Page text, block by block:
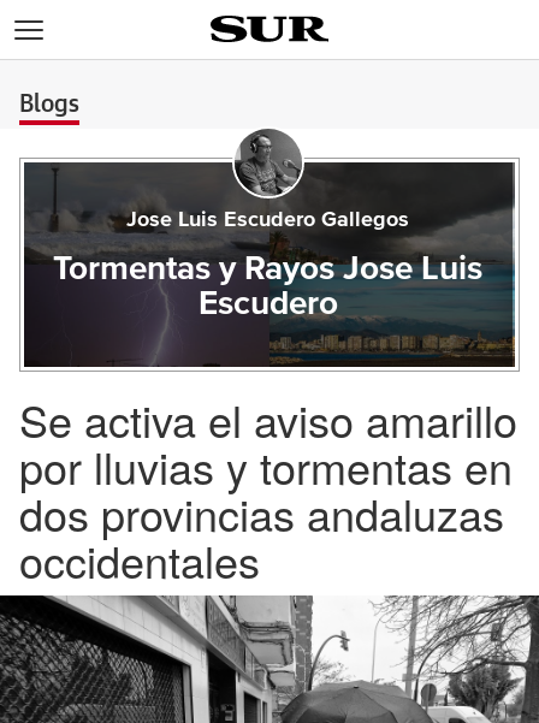
Blogs
Jose Luis Escudero Gallegos
Tormentas y Rayos Jose Luis
Escudero
Se activa el aviso amarillo
por lluvias y tormentas en
dos provincias andaluzas
occidentales